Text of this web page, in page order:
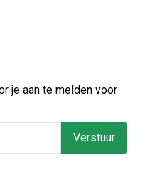
je aan te melden voor
Verstuur